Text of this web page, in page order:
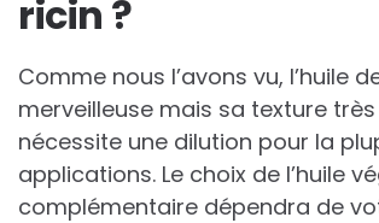
ricin ?
Comme nous l’avons vu, l’huile
merveilleuse mais sa texture
nécessite une dilution pour la
applications. Le choix de l’huile
complémentaire dépendra de